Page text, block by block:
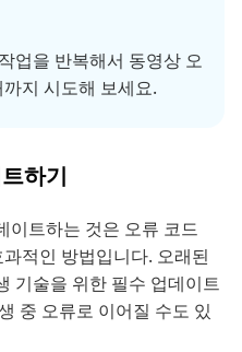
업을 반복해서 동영상 오
지 시도해 보세요.
하기
이트하는 것은 오류 코드
적인 방법입니다. 오래된
기술을 위한 필수 업데이트
중 오류로 이어질 수도 있